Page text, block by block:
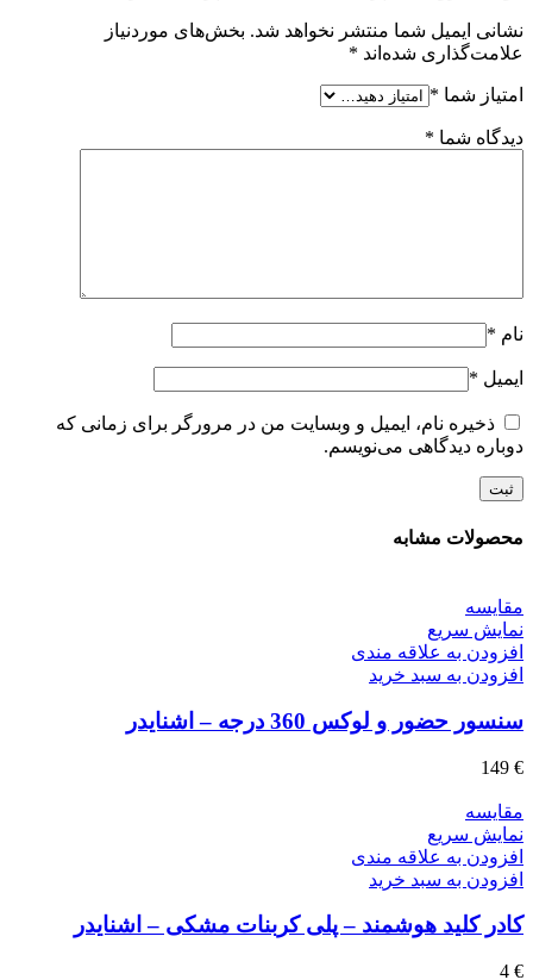
نشانی ایمیل شما منتشر نخواهد شد. بخش‌های موردنیاز
علامت‌گذاری شده‌اند *
امتیاز شما *
دیدگاه شما *
نام *
ایمیل *
ذخیره نام، ایمیل و وبسایت من در مرورگر برای زمانی که
دوباره دیدگاهی می‌نویسم.
محصولات مشابه
مقايسه
نمایش سریع
افزودن به علاقه مندی
افزودن به سبد خرید
سنسور حضور و لوکس 360 درجه – اشنایدر
149 €
مقايسه
نمایش سریع
افزودن به علاقه مندی
افزودن به سبد خرید
کادر کلید هوشمند – پلی کربنات مشکی – اشنایدر
4 €